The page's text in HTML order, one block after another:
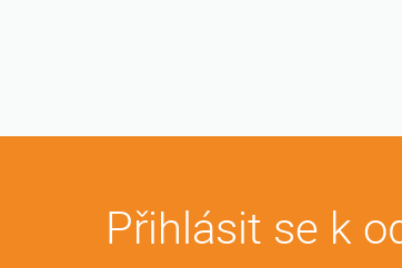
Přihlásit se k